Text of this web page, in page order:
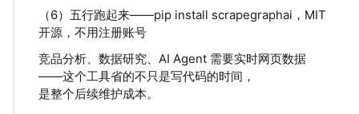
（6）五行跑起来——pip install scrapegraphai，MIT
开源，不用注册账号
竞品分析、数据研究、AI Agent 需要实时网页数据
——这个工具省的不只是写代码的时间，
是整个后续维护成本。